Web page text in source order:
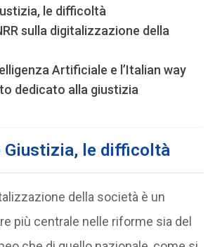
le difficoltà
sulla digitalizzazione della
Artificiale e l’Italian way
dedicato alla giustizia
Giustizia, le difficoltà
della società è un
più centrale nelle riforme sia del